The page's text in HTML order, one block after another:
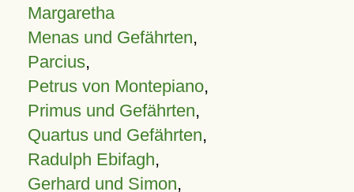
Margaretha
Menas und Gefährten,
Parcius,
Petrus von Montepiano,
Primus und Gefährten,
Quartus und Gefährten,
Radulph Ebifagh,
Gerhard und Simon,